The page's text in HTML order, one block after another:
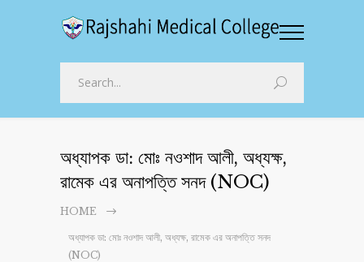
অধ্যাপক ডা: মোঃ নওশাদ আলী, অধ্যক্ষ,
রামেক এর অনাপত্তি সনদ (NOC)
HOME
অধ্যাপক ডা: মোঃ নওশাদ আলী, অধ্যক্ষ, রামেক এর অনাপত্তি সনদ
(NOC)